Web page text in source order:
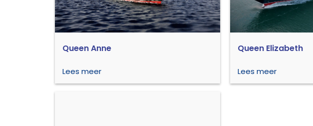
Queen Anne
Lees meer
Queen Elizabeth
Lees meer